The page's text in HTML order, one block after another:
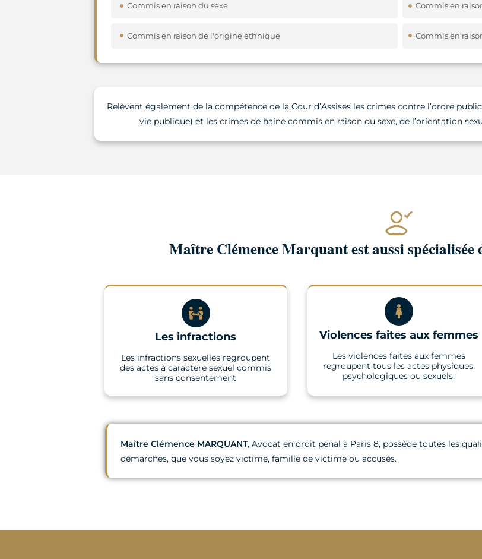
Commis en raison du sexe Commis en
Commis en raison de l'origine ethnique Commis en
Relèvent également de la compétence de la Cour d’Assises les crimes contre l’ordre
vie publique) et les crimes de haine commis en raison du sexe, de l’orientation
Maître Clémence Marquant est aussi spécialisée
Les infractions
Les infractions sexuelles regroupent
des actes à caractère sexuel commis
sans consentement
Violences faites aux femmes
Les violences faites aux femmes
regroupent tous les actes physiques,
psychologiques ou sexuels.
Maître Clémence MARQUANT, Avocat en droit pénal à Paris 8, possède toutes les
démarches, que vous soyez victime, famille de victime ou accusés.